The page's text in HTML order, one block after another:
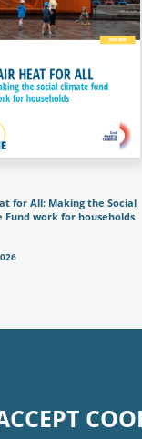
for All: Making the Social
Fund work for households